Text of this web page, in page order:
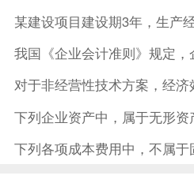
下列企业资产中，属于无形
下列各项成本费用中，不属于